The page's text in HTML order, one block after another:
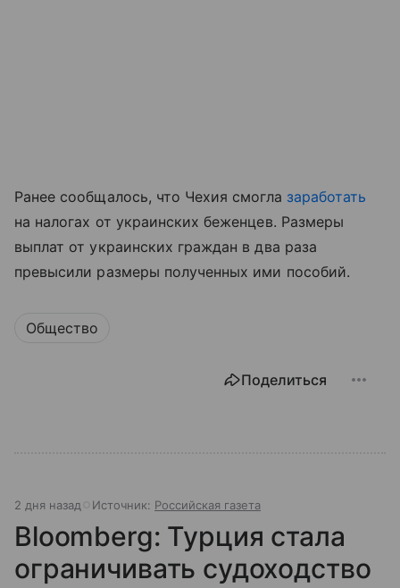
Ранее сообщалось, что Чехия смогла заработать
на налогах от украинских беженцев. Размеры
выплат от украинских граждан в два раза
превысили размеры полученных ими пособий.
Общество
Поделиться
2 дня назад Источник: Российская газета
Bloomberg: Турция стала
ограничивать судоходство